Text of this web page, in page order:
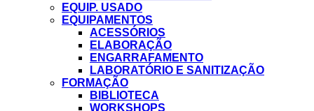
EQUIP. USADO
EQUIPAMENTOS
ACESSÓRIOS
ELABORAÇÃO
ENGARRAFAMENTO
LABORATÓRIO E SANITIZAÇÃO
FORMAÇÃO
BIBLIOTECA
WORKSHOPS